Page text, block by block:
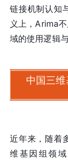
链接机制认知
义上，Arima
域的使用逻辑
中国三
近年来，随着
维基因组领